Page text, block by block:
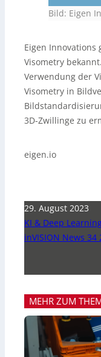
Bild: Eigen
Eigen
Visometry
Verwendung der
Visometry in
3D-Zwillinge zu
eigen.io
29. August 2023
KI & Deep
inVISION News 34
MEHR ZUM